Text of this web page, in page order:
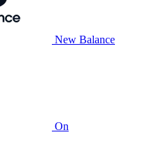
New Balance
On